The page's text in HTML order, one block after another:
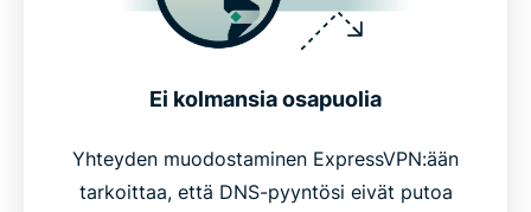
Ei kolmansia osapuolia
Yhteyden muodostaminen ExpressVPN:ään
tarkoittaa, että DNS-pyyntösi eivät putoa